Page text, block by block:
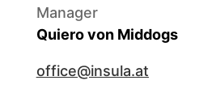
Manager
Quiero von Middogs
office@insula.at